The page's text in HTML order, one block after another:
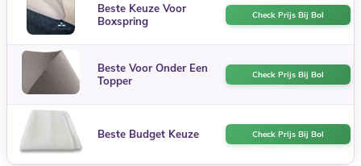
Beste Keuze Voor
Boxspring
Check Prijs Bij Bol
Beste Voor Onder Een
Topper
Check Prijs Bij Bol
Beste Budget Keuze Check Prijs Bij Bol